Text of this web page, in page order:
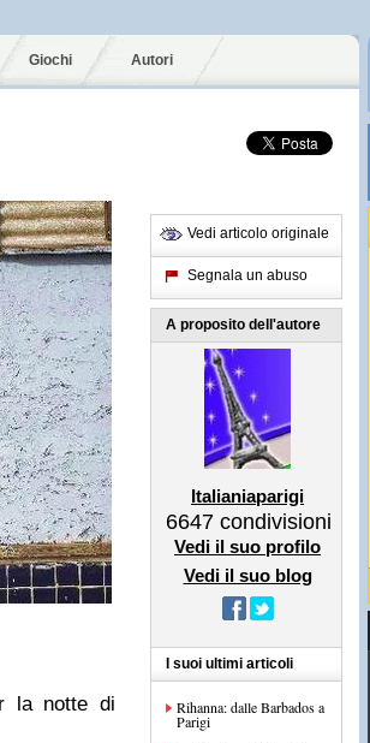
Giochi Autori
la notte di
Vedi articolo originale
Segnala un abuso
A proposito dell'autore
Italianiaparigi
6647 condivisioni
Vedi il suo profilo
Vedi il suo blog
I suoi ultimi articoli
Rihanna: dalle Barbados a
Parigi